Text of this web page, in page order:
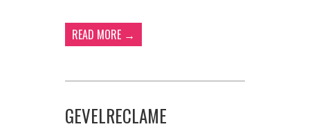
READ MORE →
GEVELRECLAME